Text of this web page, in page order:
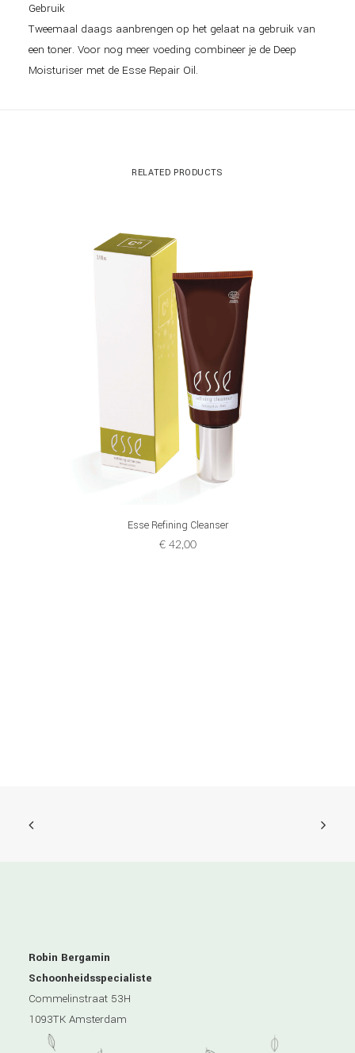
Gebruik
Tweemaal daags aanbrengen op het gelaat na gebruik van
een toner. Voor nog meer voeding combineer je de Deep
Moisturiser met de Esse Repair Oil.
RELATED PRODUCTS
ADD TO CART
Esse Refining Cleanser
€42,00
Robin Bergamin
Schoonheidsspecialiste
Commelinstraat 53H
1093TK Amsterdam